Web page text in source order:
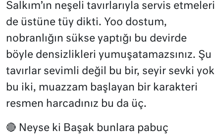
Salkım’ın neşeli tavırlarıyla servis etmeleri
de üstüne tüy dikti. Yoo dostum,
nobranlığın sükse yaptığı bu devirde
böyle densizlikleri yumuşatamazsınız. Şu
tavırlar sevimli değil bu bir, seyir sevki yok
bu iki, muazzam başlayan bir karakteri
resmen harcadınız bu da üç.
🔴 Neyse ki Başak bunlara pabuç